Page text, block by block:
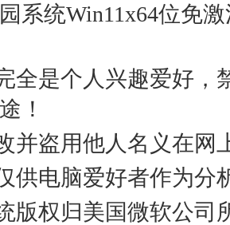
系统Win11x64位免
全是个人兴趣爱好，
！
并盗用他人名义在网
供电脑爱好者作为分
版权归美国微软公司